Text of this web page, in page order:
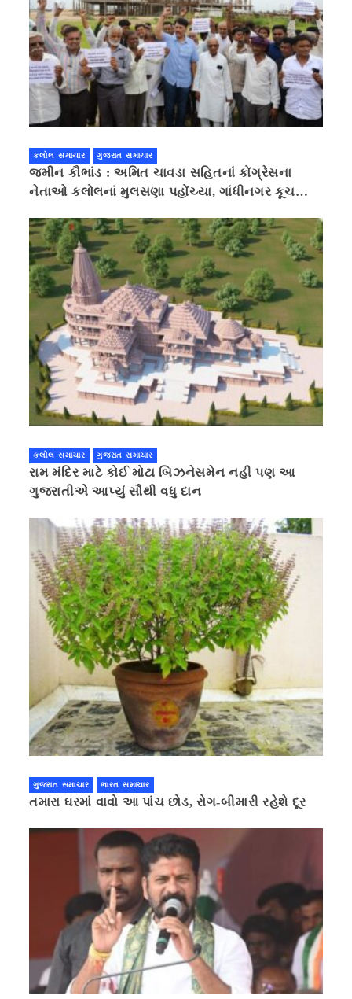
કલોલ સમાચાર ગુજરાત સમાચાર
જમીન કૌભાંડ : અમિત ચાવડા સહિતનાં કોંગ્રેસના
નેતાઓ કલોલનાં મુલસણા પહોંચ્યા, ગાંધીનગર કૂચ
કલોલ સમાચાર ગુજરાત સમાચાર
રામ મંદિર માટે કોઈ મોટા બિઝનેસમેન નહી પણ આ
ગુજરાતીએ આપ્યું સૌથી વધુ દાન
ગુજરાત સમાચાર ભારત સમાચાર
તમારા ઘરમાં વાવો આ પાંચ છોડ, રોગ-બીમારી રહેશે દૂર